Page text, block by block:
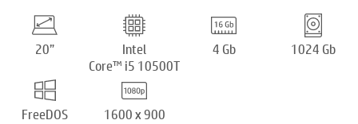
20”
Intel
Core™ i5 10500T
4 Gb 1024 Gb
FreeDOS 1600 x 900